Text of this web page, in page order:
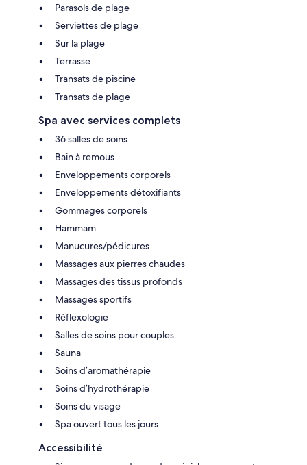
Parasols de plage
Serviettes de plage
Sur la plage
Terrasse
Transats de piscine
Transats de plage
Spa avec services complets
36 salles de soins
Bain à remous
Enveloppements corporels
Enveloppements détoxifiants
Gommages corporels
Hammam
Manucures/pédicures
Massages aux pierres chaudes
Massages des tissus profonds
Massages sportifs
Réflexologie
Salles de soins pour couples
Sauna
Soins d’aromathérapie
Soins d’hydrothérapie
Soins du visage
Spa ouvert tous les jours
Accessibilité